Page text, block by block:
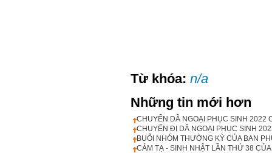
Từ khóa: n/a
Những tin mới hơn
CHUYẾN DÃ NGOẠI PHỤC SINH 2022
CHUYẾN ĐI DÃ NGOẠI PHỤC SINH
BUỔI NHÓM THƯỜNG KỲ CỦA BAN
CẢM TẠ - SINH NHẬT LẦN THỨ 38